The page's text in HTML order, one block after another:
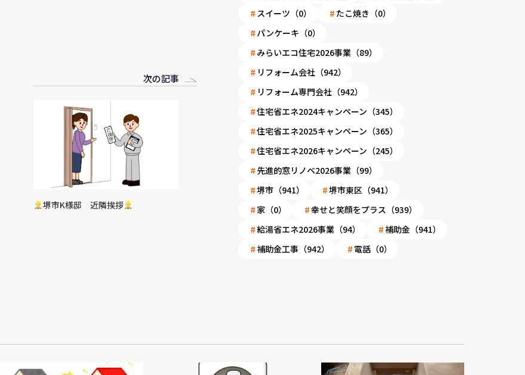
次の記事
堺市K様邸 近隣挨拶
スイーツ（0）
たこ焼き（0）
パンケーキ（0）
みらいエコ住宅2026事業（89）
リフォーム会社（942）
リフォーム専門会社（942）
住宅省エネ2024キャンペーン（345）
住宅省エネ2025キャンペーン（365）
住宅省エネ2026キャンペーン（245）
先進的窓リノベ2026事業（99）
堺市（941）
堺市東区（941）
家（0）
幸せと笑顔をプラス（939）
給湯省エネ2026事業（94）
補助金（941）
補助金工事（942）
電話（0）